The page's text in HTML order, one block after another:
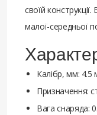
своїй
малої-середньої
Калібр, мм: 4.5
Призначення:
Вага снаряда: